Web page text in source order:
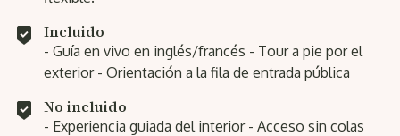
Incluido
- Guía en vivo en inglés/francés - Tour a pie por el
exterior - Orientación a la fila de entrada pública
No incluido
- Experiencia guiada del interior - Acceso sin colas